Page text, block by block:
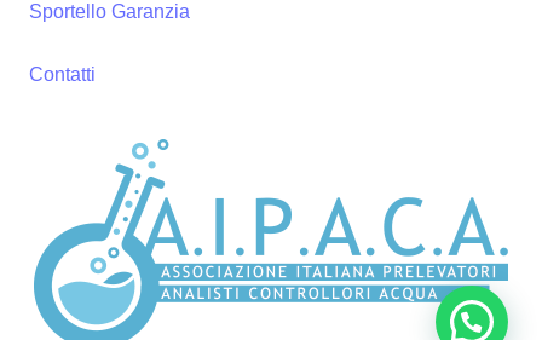
Sportello Garanzia
Contatti